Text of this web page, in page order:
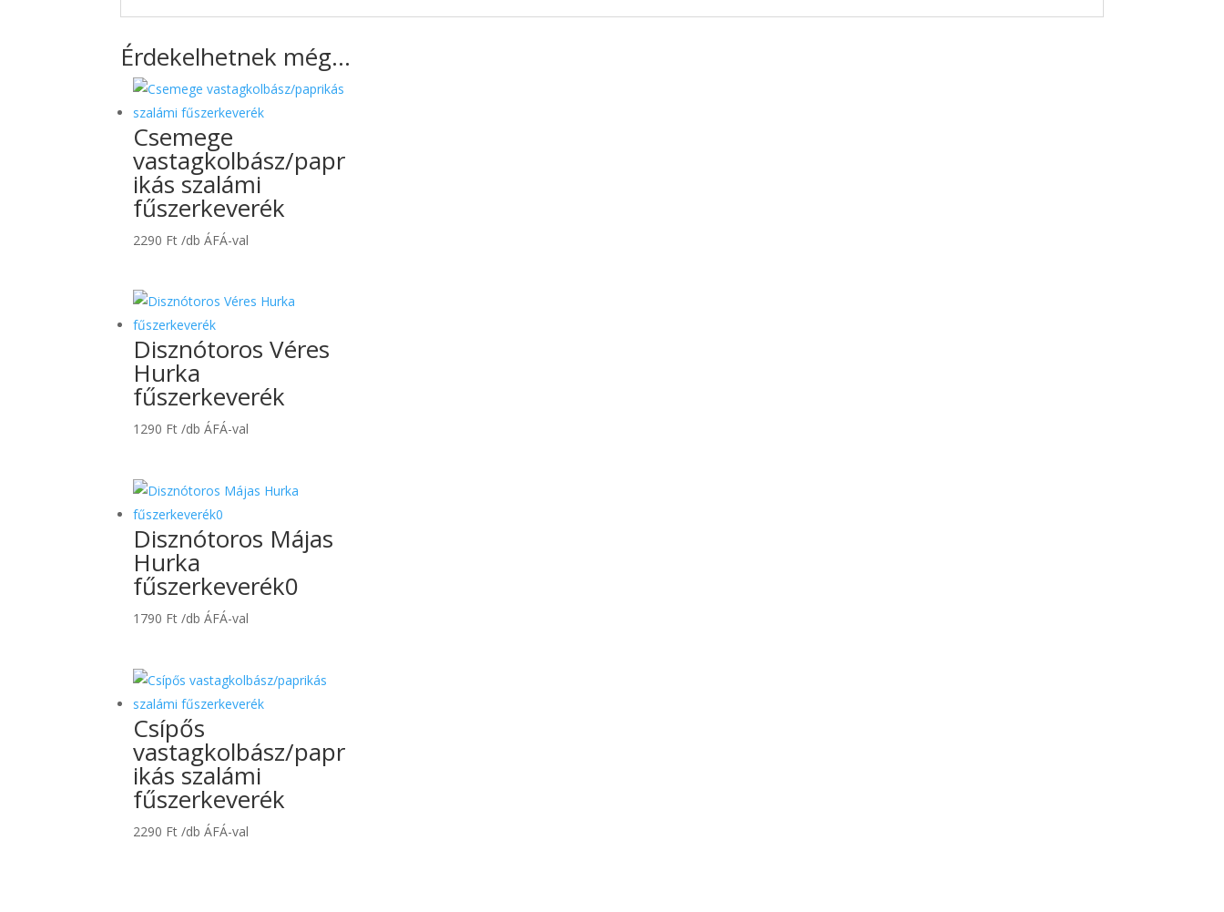
Érdekelhetnek még…
Csemege
vastagkolbász/papr
ikás szalámi
fűszerkeverék
2290 Ft /db ÁFÁ-val
Disznótoros Véres
Hurka
fűszerkeverék
1290 Ft /db ÁFÁ-val
Disznótoros Májas
Hurka
fűszerkeverék0
1790 Ft /db ÁFÁ-val
Csípős
vastagkolbász/papr
ikás szalámi
fűszerkeverék
2290 Ft /db ÁFÁ-val